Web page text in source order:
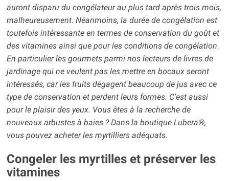
auront disparu du congélateur au plus tard après trois mois,
malheureusement. Néanmoins, la durée de congélation est
toutefois intéressante en termes de conservation du goût et
des vitamines ainsi que pour les conditions de congélation.
En particulier les gourmets parmi nos lecteurs de livres de
jardinage qui ne veulent pas les mettre en bocaux seront
intéressés, car les fruits dégagent beaucoup de jus avec ce
type de conservation et perdent leurs formes. C’est aussi
pour le plaisir des yeux. Vous êtes à la recherche de
nouveaux arbustes à baies ? Dans la boutique Lubera®,
vous pouvez acheter les myrtilliers adéquats.
Congeler les myrtilles et préserver les
vitamines